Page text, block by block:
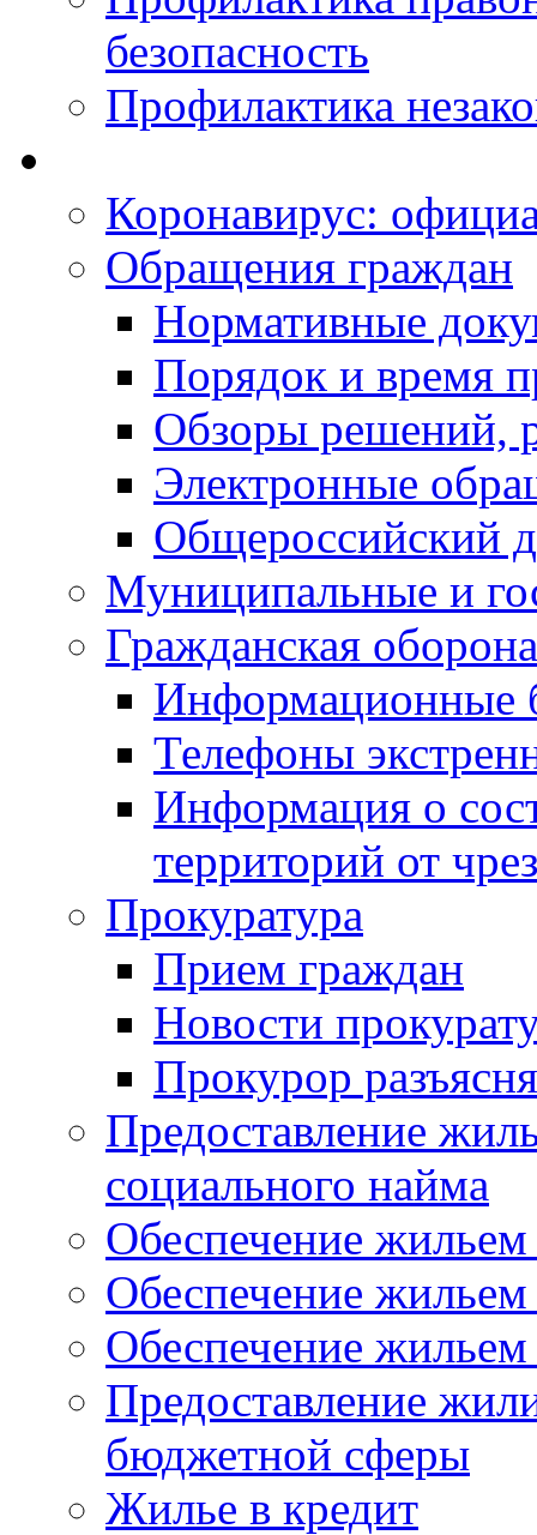
безопасность
Профилактика
Коронавирус:
Обращения граждан
Нормативные
Порядок и время
Обзоры решений,
Электронные
Общероссийский
Муниципальные и
Гражданская
Информационные
Телефоны
Информация о
территорий от
Прокуратура
Прием граждан
Новости
Прокурор
Предоставление
социального найма
Обеспечение
Обеспечение
Обеспечение жильем
Предоставление
бюджетной сферы
Жилье в кредит